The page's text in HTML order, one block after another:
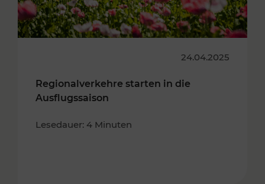
24.04.2025
Regionalverkehre starten in die
Ausflugssaison
Lesedauer: 4 Minuten